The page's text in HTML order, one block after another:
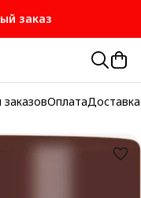
заказ
ОплатаДоставка